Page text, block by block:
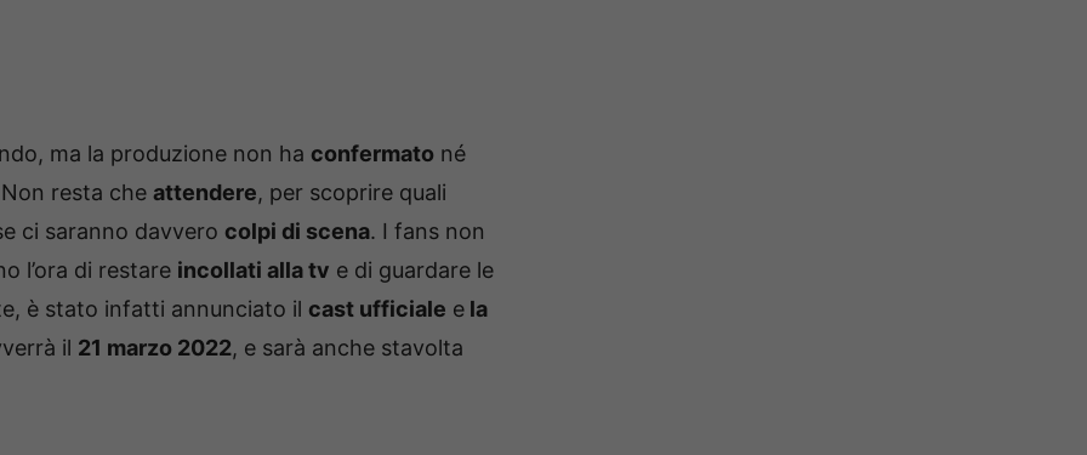
ma la produzione non ha confermato né
resta che attendere, per scoprire quali
ci saranno davvero colpi di scena. I fans non
l’ora di restare incollati alla tv e di guardare le
è stato infatti annunciato il cast ufficiale e la
il 21 marzo 2022, e sarà anche stavolta